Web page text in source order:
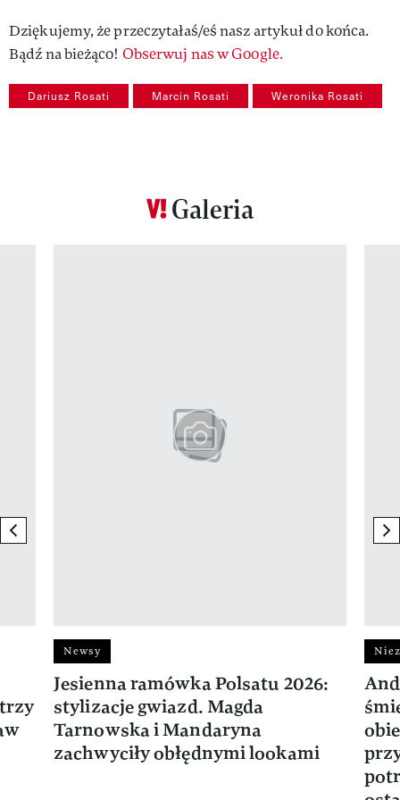
Dziękujemy, że przeczytałaś/eś nasz artykuł do końca.
Bądź na bieżąco! Obserwuj nas w Google.
Dariusz Rosati Marcin Rosati Weronika Rosati
Galeria
previous element
Newsy
Jesienna ramówka Polsatu 2026:
stylizacje gwiazd. Magda
Tarnowska i Mandaryna
zachwyciły obłędnymi lookami